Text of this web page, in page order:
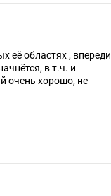
её областях , впереди
в т.ч. и
очень хорошо, не